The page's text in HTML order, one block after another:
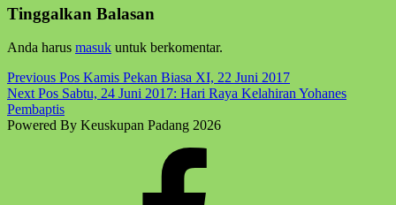
Skip
back
to
main
navigation
Tinggalkan Balasan
Anda harus masuk untuk berkomentar.
Post
navigation
Previous Pos Kamis Pekan Biasa XI, 22 Juni 2017
Next Pos Sabtu, 24 Juni 2017: Hari Raya Kelahiran Yohanes
Pembaptis
Powered By Keuskupan Padang 2026